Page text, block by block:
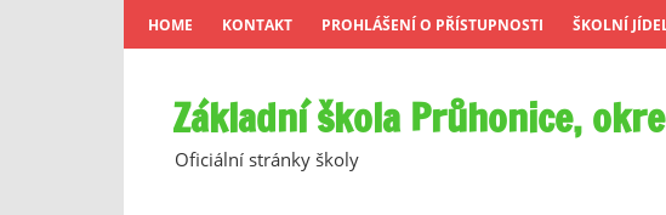
Skip
to
HOME KONTAKT PROHLÁŠENÍ O PŘÍSTUPNOSTI ŠKOLNÍ
Základní škola Průhonice,
Oficiální stránky školy